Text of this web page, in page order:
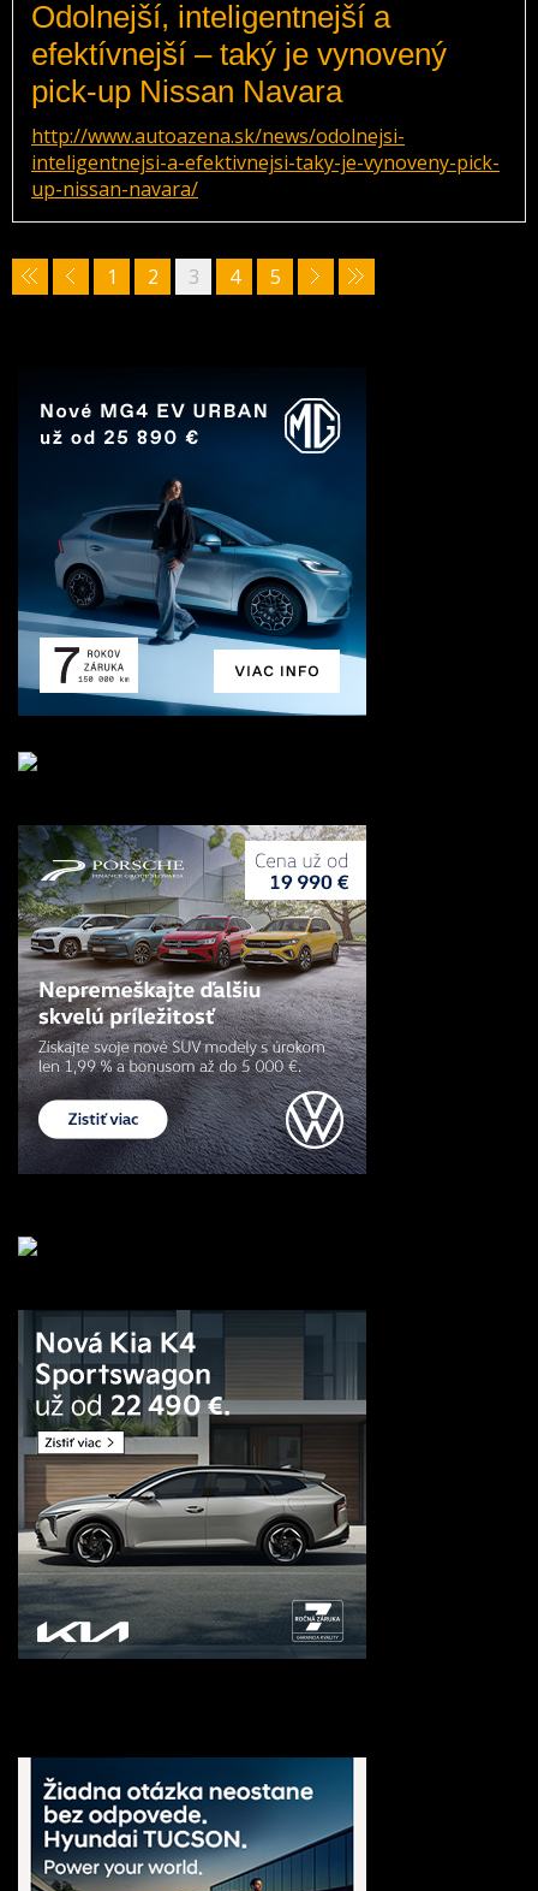
Odolnejší, inteligentnejší a
efektívnejší – taký je vynovený
pick-up Nissan Navara
http://www.autoazena.sk/news/odolnejsi-
inteligentnejsi-a-efektivnejsi-taky-je-vynoveny-pick-
up-nissan-navara/
1 2 3 4 5